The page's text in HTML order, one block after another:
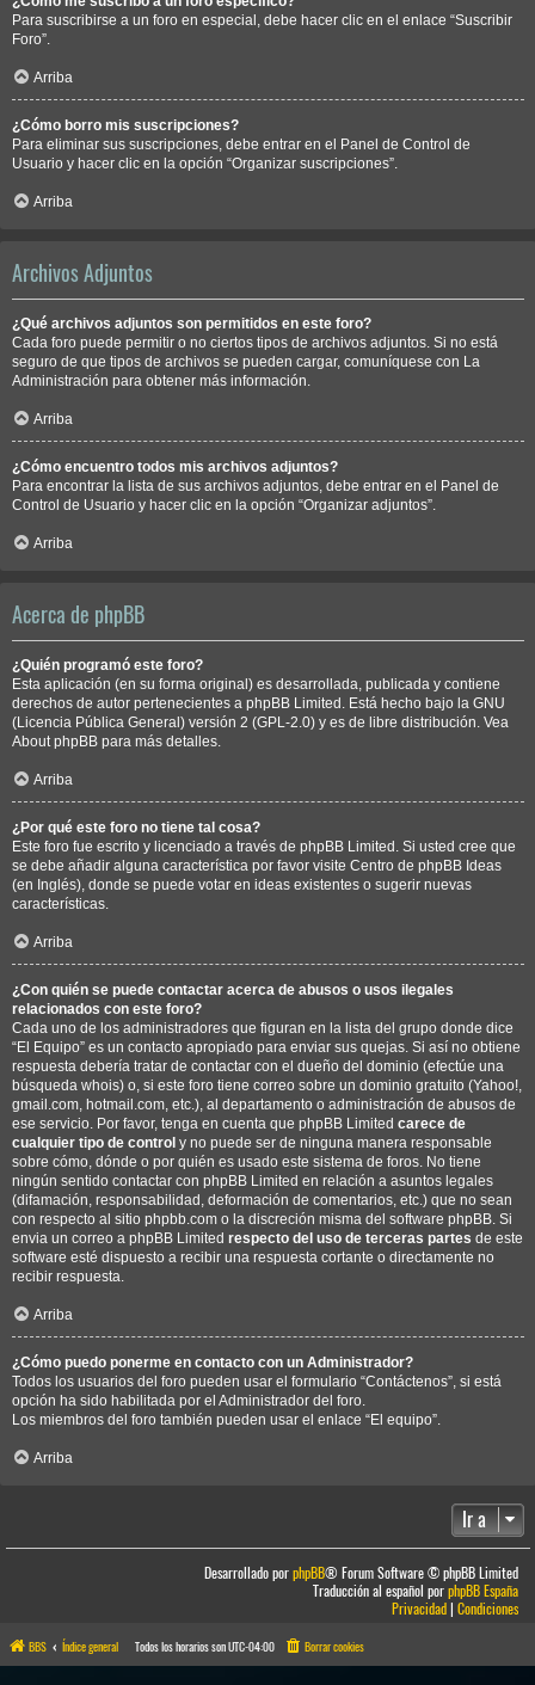
Para suscribirse a un foro en especial, debe hacer clic en el enlace “Suscribir
Foro”.
Arriba
¿Cómo borro mis suscripciones?
Para eliminar sus suscripciones, debe entrar en el Panel de Control de
Usuario y hacer clic en la opción “Organizar suscripciones”.
Arriba
Archivos Adjuntos
¿Qué archivos adjuntos son permitidos en este foro?
Cada foro puede permitir o no ciertos tipos de archivos adjuntos. Si no está
seguro de que tipos de archivos se pueden cargar, comuníquese con La
Administración para obtener más información.
Arriba
¿Cómo encuentro todos mis archivos adjuntos?
Para encontrar la lista de sus archivos adjuntos, debe entrar en el Panel de
Control de Usuario y hacer clic en la opción “Organizar adjuntos”.
Arriba
Acerca de phpBB
¿Quién programó este foro?
Esta aplicación (en su forma original) es desarrollada, publicada y contiene
derechos de autor pertenecientes a phpBB Limited . Está hecho bajo la GNU
(Licencia Pública General) versión 2 (GPL-2.0) y es de libre distribución. Vea
About phpBB para más detalles.
Arriba
¿Por qué este foro no tiene tal cosa?
Este foro fue escrito y licenciado a través de phpBB Limited. Si usted cree que
se debe añadir alguna característica por favor visite Centro de phpBB Ideas
(en Inglés), donde se puede votar en ideas existentes o sugerir nuevas
características.
Arriba
¿Con quién se puede contactar acerca de abusos o usos ilegales
relacionados con este foro?
Cada uno de los administradores que figuran en la lista del grupo donde dice
“El Equipo” es un contacto apropiado para enviar sus quejas. Si así no obtiene
respuesta debería tratar de contactar con el dueño del dominio (efectúe una
búsqueda whois) o, si este foro tiene correo sobre un dominio gratuito (Yahoo!,
gmail.com, hotmail.com, etc.), al departamento o administración de abusos de
ese servicio. Por favor, tenga en cuenta que phpBB Limited carece de
cualquier tipo de control y no puede ser de ninguna manera responsable
sobre cómo, dónde o por quién es usado este sistema de foros. No tiene
ningún sentido contactar con phpBB Limited en relación a asuntos legales
(difamación, responsabilidad, deformación de comentarios, etc.) que no sean
con respecto al sitio phpbb.com o la discreción misma del software phpBB. Si
envia un correo a phpBB Limited respecto del uso de terceras partes de este
software esté dispuesto a recibir una respuesta cortante o directamente no
recibir respuesta.
Arriba
¿Cómo puedo ponerme en contacto con un Administrador?
Todos los usuarios del foro pueden usar el formulario “Contáctenos”, si está
opción ha sido habilitada por el Administrador del foro.
Los miembros del foro también pueden usar el enlace “El equipo”.
Arriba
Ir a
Desarrollado porphpBB® Forum Software © phpBB Limited
Traducción al español porphpBB España
Privacidad|Condiciones
BBS Índice general Todos los horarios sonUTC-04:00 Borrar cookies